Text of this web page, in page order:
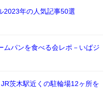
2023年の人気記事50選
ムパンを食べる会レポ－いばジ
茨木駅近くの駐輪場12ヶ所を